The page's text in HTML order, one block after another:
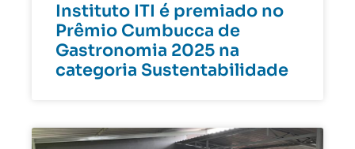
Instituto ITI é premiado no
Prêmio Cumbucca de
Gastronomia 2025 na
categoria Sustentabilidade